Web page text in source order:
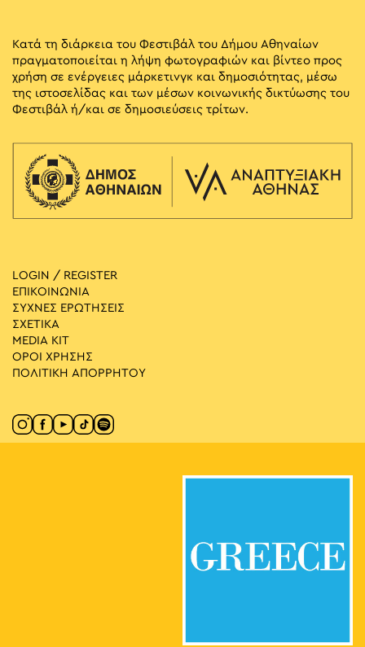
Κατά τη διάρκεια του Φεστιβάλ του Δήμου Αθηναίων
πραγματοποιείται η λήψη φωτογραφιών και βίντεο προς
χρήση σε ενέργειες μάρκετινγκ και δημοσιότητας, μέσω
της ιστοσελίδας και των μέσων κοινωνικής δικτύωσης του
Φεστιβάλ ή/και σε δημοσιεύσεις τρίτων.
LOGIN / REGISTER
ΕΠΙΚΟΙΝΩΝΙΑ
ΣΥΧΝΕΣ ΕΡΩΤΗΣΕΙΣ
ΣΧΕΤΙΚΑ
MEDIA ΚIT
ΟΡΟΙ ΧΡΗΣΗΣ
ΠΟΛΙΤΙΚΗ ΑΠΟΡΡΗΤΟΥ